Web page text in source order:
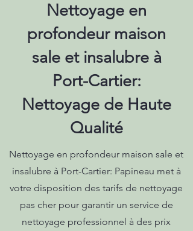
Nettoyage en
profondeur maison
sale et insalubre à
Port-Cartier:
Nettoyage de Haute
Qualité
Nettoyage en profondeur maison sale et
insalubre à Port-Cartier: Papineau met à
votre disposition des tarifs de nettoyage
pas cher pour garantir un service de
nettoyage professionnel à des prix